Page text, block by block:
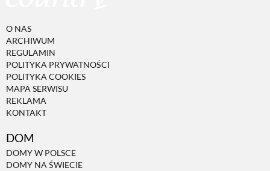
O NAS
ARCHIWUM
REGULAMIN
POLITYKA PRYWATNOŚCI
POLITYKA COOKIES
MAPA SERWISU
REKLAMA
KONTAKT
DOM
DOMY W POLSCE
DOMY NA ŚWIECIE